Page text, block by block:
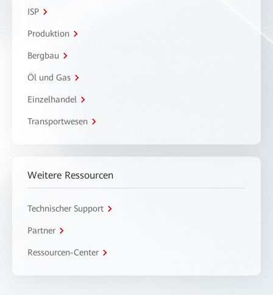
ISP
Produktion
Bergbau
Öl und Gas
Einzelhandel
Transportwesen
Weitere Ressourcen
Technischer Support
Partner
Ressourcen-Center